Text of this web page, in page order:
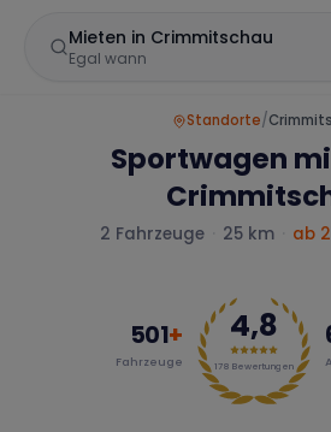
Mieten in Crimmitschau
Egal wann
Marke
Standorte/
Sportwagen
2 Fahrzeuge 25 km ab
501+
Fahrzeuge
4,8
178 Bewertungen